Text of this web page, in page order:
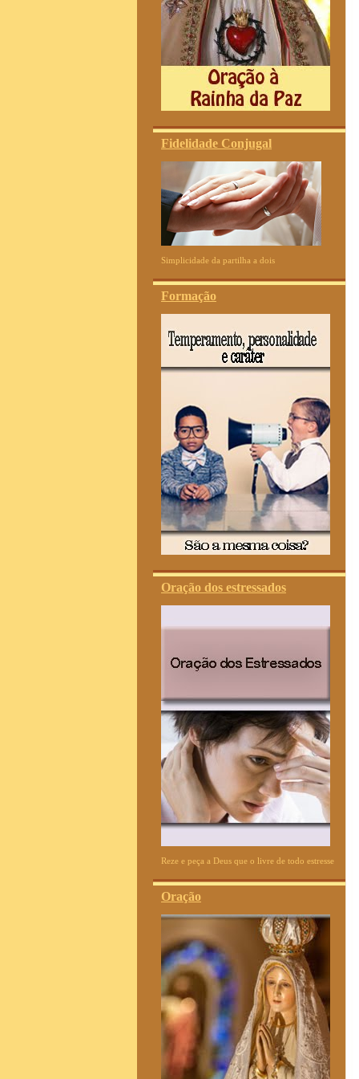
Fidelidade Conjugal
Simplicidade da partilha a dois
Formação
Oração dos estressados
Reze e peça a Deus que o livre de todo estresse
Oração